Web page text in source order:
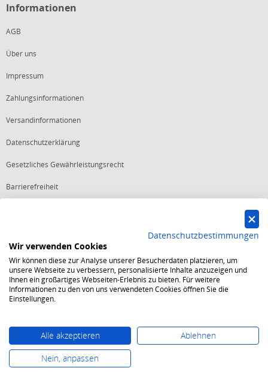
Informationen
AGB
Über uns
Impressum
Zahlungsinformationen
Versandinformationen
Datenschutzerklärung
Gesetzliches Gewährleistungsrecht
Barrierefreiheit
Starker Service
Shops mit dem Excellent Shop Award stehen seit mehr als 5,
10, 15 oder 20 Jahren für ein sicheres und angenehmes
Einkaufserlebnis.
Echte Verlässlichkeit
Jede Bestellung ist durch den Trusted Shops Käuferschutz
abgesichert und es gelten strenge Kriterien zum Schutz
persönlicher Daten.
Datenschutzbestimmungen
Wir verwenden Cookies
Wir können diese zur Analyse unserer Besucherdaten platzieren, um
unsere Webseite zu verbessern, personalisierte Inhalte anzuzeigen und
Ihnen ein großartiges Webseiten-Erlebnis zu bieten. Für weitere
Informationen zu den von uns verwendeten Cookies öffnen Sie die
Einstellungen.
Alle akzeptieren
Ablehnen
Nein, anpassen